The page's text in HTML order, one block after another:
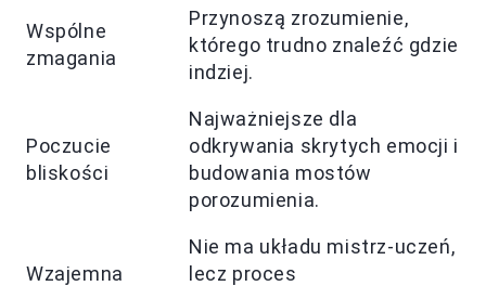
Wspólne
zmagania
Przynoszą zrozumienie,
którego trudno znaleźć gdzie
indziej.
Poczucie
bliskości
Najważniejsze dla
odkrywania skrytych emocji i
budowania mostów
porozumienia.
Wzajemna
Nie ma układu mistrz-uczeń,
lecz proces